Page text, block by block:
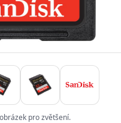
pro zvětšení.